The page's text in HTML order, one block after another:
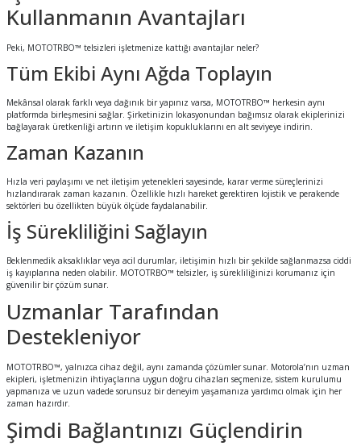
Kullanmanın Avantajları
Peki, MOTOTRBO™ telsizleri işletmenize kattığı avantajlar neler?
Tüm Ekibi Aynı Ağda Toplayın
Mekânsal olarak farklı veya dağınık bir yapınız varsa, MOTOTRBO™ herkesin aynı
platformda birleşmesini sağlar. Şirketinizin lokasyonundan bağımsız olarak ekiplerinizi
bağlayarak üretkenliği artırın ve iletişim kopukluklarını en alt seviyeye indirin.
Zaman Kazanın
Hızla veri paylaşımı ve net iletişim yetenekleri sayesinde, karar verme süreçlerinizi
hızlandırarak zaman kazanın. Özellikle hızlı hareket gerektiren lojistik ve perakende
sektörleri bu özellikten büyük ölçüde faydalanabilir.
İş Sürekliliğini Sağlayın
Beklenmedik aksaklıklar veya acil durumlar, iletişimin hızlı bir şekilde sağlanmazsa ciddi
iş kayıplarına neden olabilir. MOTOTRBO™ telsizler, iş sürekliliğinizi korumanız için
güvenilir bir çözüm sunar.
Uzmanlar Tarafından
Destekleniyor
MOTOTRBO™, yalnızca cihaz değil, aynı zamanda çözümler sunar. Motorola’nın uzman
ekipleri, işletmenizin ihtiyaçlarına uygun doğru cihazları seçmenize, sistem kurulumu
yapmanıza ve uzun vadede sorunsuz bir deneyim yaşamanıza yardımcı olmak için her
zaman hazırdır.
Şimdi Bağlantınızı Güçlendirin